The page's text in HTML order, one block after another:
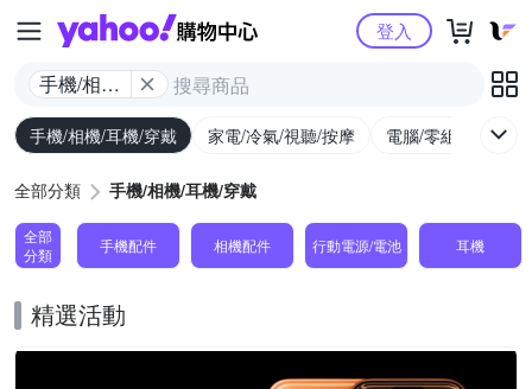
Yahoo購物中心
手機/相機/
耳機/穿戴
登入
手機/相機/耳機/穿戴 家電/冷氣/視聽/按摩 電腦/零組件/週邊/
全部分類 手機/相機/耳機/穿戴
全部
分類
手機配件 相機配件 行動電源/電池 耳機
精選活動